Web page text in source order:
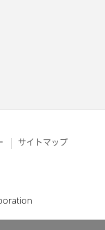
サイトマップ